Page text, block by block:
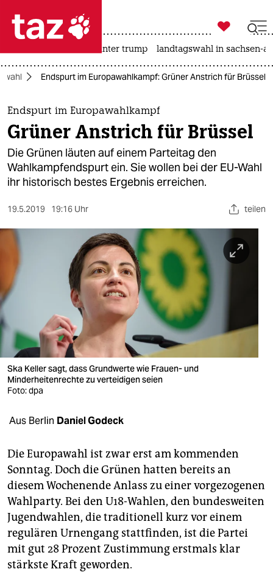
 taz zahl ich
taz zahl ich
themen
politik
öko
sport
berlin
nord
wahrheit
verlag
verlag
shop
fragen & hilfe
unterstützen
abo
genossenschaft
epaper login

taz zahl ich
usa unter trump landtagswahl in sachsen-
Endspurt im Europawahlkampf: Grüner Anstrich für Brüssel
Endspurt im Europawahlkampf
Grüner Anstrich für Brüssel
Die Grünen läuten auf einem Parteitag den
Wahlkampfendspurt ein. Sie wollen bei der EU-Wahl
ihr historisch bestes Ergebnis erreichen.
19.5.2019 19:16 Uhr teilen
Ska Keller sagt, dass Grundwerte wie Frauen- und
Minderheitenrechte zu verteidigen seien
Foto: dpa
Aus Berlin Daniel Godeck
Die Europawahl ist zwar erst am kommenden
Sonntag. Doch die Grünen hatten bereits an
diesem Wochenende Anlass zu einer vorgezogenen
Wahlparty. Bei den U18-Wahlen, den bundesweiten
Jugendwahlen, die traditionell kurz vor einem
regulären Urnengang stattfinden, ist die Partei
mit gut 28 Prozent Zustimmung erstmals klar
stärkste Kraft geworden.